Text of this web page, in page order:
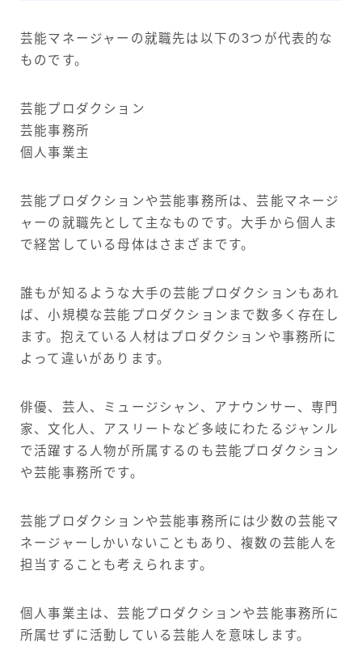
芸能マネージャーの就職先は以下の3つが代表的な
ものです。
芸能プロダクション
芸能事務所
個人事業主
芸能プロダクションや芸能事務所は、芸能マネージ
ャーの就職先として主なものです。大手から個人ま
で経営している母体はさまざまです。
誰もが知るような大手の芸能プロダクションもあれ
ば、小規模な芸能プロダクションまで数多く存在し
ます。抱えている人材はプロダクションや事務所に
よって違いがあります。
俳優、芸人、ミュージシャン、アナウンサー、専門
家、文化人、アスリートなど多岐にわたるジャンル
で活躍する人物が所属するのも芸能プロダクション
や芸能事務所です。
芸能プロダクションや芸能事務所には少数の芸能マ
ネージャーしかいないこともあり、複数の芸能人を
担当することも考えられます。
個人事業主は、芸能プロダクションや芸能事務所に
所属せずに活動している芸能人を意味します。